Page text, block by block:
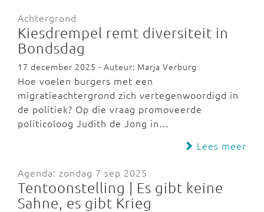
Achtergrond
Kiesdrempel remt diversiteit in
Bondsdag
17 december 2025 - Auteur: Marja Verburg
Hoe voelen burgers met een
migratieachtergrond zich vertegenwoordigd in
de politiek? Op die vraag promoveerde
politicoloog Judith de Jong in…
Lees meer
Agenda: zondag 7 sep 2025
Tentoonstelling | Es gibt keine
Sahne, es gibt Krieg